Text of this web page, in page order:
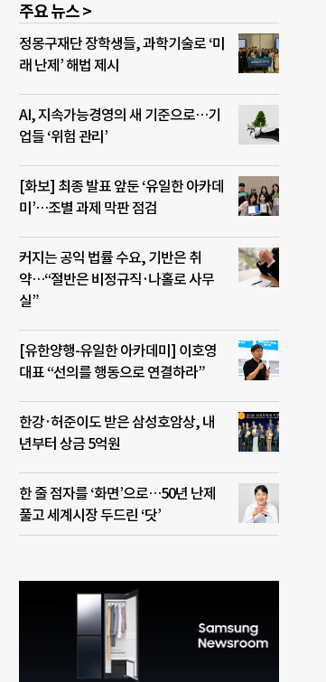
주요 뉴스 >
정몽구재단 장학생들, 과학기술로 ‘미
래 난제’ 해법 제시
AI, 지속가능경영의 새 기준으로…기
업들 ‘위험 관리’
[화보] 최종 발표 앞둔 ‘유일한 아카데
미’…조별 과제 막판 점검
커지는 공익 법률 수요, 기반은 취
약…“절반은 비정규직·나홀로 사무
실”
[유한양행-유일한 아카데미] 이호영
대표 “선의를 행동으로 연결하라”
한강·허준이도 받은 삼성호암상, 내
년부터 상금 5억원
한 줄 점자를 ‘화면’으로…50년 난제
풀고 세계시장 두드린 ‘닷’